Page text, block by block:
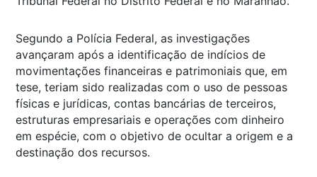
Segundo a Polícia Federal, as investigações
avançaram após a identificação de indícios de
movimentações financeiras e patrimoniais que, em
tese, teriam sido realizadas com o uso de pessoas
físicas e jurídicas, contas bancárias de terceiros,
estruturas empresariais e operações com dinheiro
em espécie, com o objetivo de ocultar a origem e a
destinação dos recursos.